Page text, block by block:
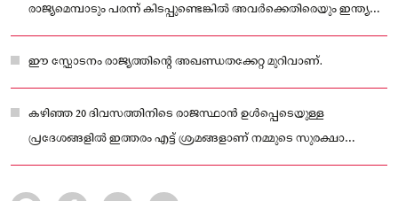
രാജ്യമെമ്പാടും പരന്ന് കിടപ്പുണ്ടെങ്കിൽ അവർക്കെതിരെയും ഇന്ത്യൻ
സർക്കാർ ശക്തമായ നടപടിയെടുക്കുമെന്നും സുരേഷ് ഗോപി
വ്യക്തമാക്കി.
ഈ സ്ഫോടനം രാജ്യത്തിൻ്റെ അഖണ്ഡതക്കേറ്റ മുറിവാണ്.
കഴിഞ്ഞ 20 ദിവസത്തിനിടെ രാജസ്ഥാൻ ഉൾപ്പെടെയുള്ള
പ്രദേശങ്ങളിൽ ഇത്തരം എട്ട് ശ്രമങ്ങളാണ് നമ്മുടെ സുരക്ഷാ
ഏജൻസികൾ ഇല്ലാതാക്കിയത്.